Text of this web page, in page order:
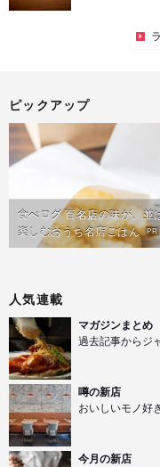
ピックアップ
食べログ 百名店の味が、並
楽しむおうち名店ごはん PR
人気連載
マガジンまとめ
過去記事からジ
噂の新店
おいしいモノ好
今月の新店